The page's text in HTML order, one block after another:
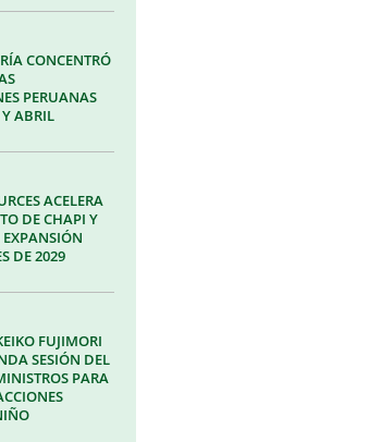
CONCENTRÓ
PERUANAS
Y ABRIL
ACELERA
DE CHAPI Y
EXPANSIÓN
DE 2029
FUJIMORI
SESIÓN DEL
PARA